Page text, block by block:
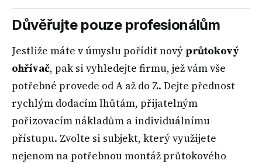
Důvěřujte pouze profesionálům
Jestliže máte v úmyslu pořídit novýprůtokový
ohřívač, pak si vyhledejte firmu, jež vám vše
potřebné provede od A až do Z. Dejte přednost
rychlým dodacím lhůtám, přijatelným
pořizovacím nákladům a individuálnímu
přístupu. Zvolte si subjekt, který využijete
nejenom na potřebnou montáž průtokového